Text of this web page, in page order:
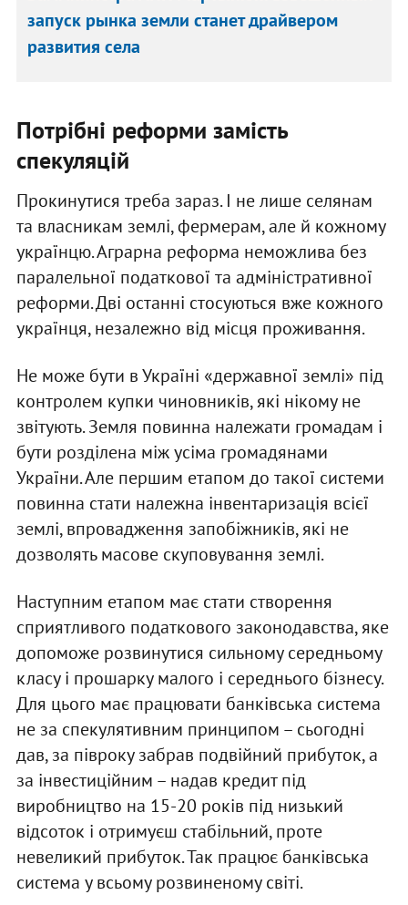
запуск рынка земли станет драйвером
развития села
Потрібні реформи замість
спекуляцій
Прокинутися треба зараз. І не лише селянам
та власникам землі, фермерам, але й кожному
українцю. Аграрна реформа неможлива без
паралельної податкової та адміністративної
реформи. Дві останні стосуються вже кожного
українця, незалежно від місця проживання.
Не може бути в Україні «державної землі» під
контролем купки чиновників, які нікому не
звітують. Земля повинна належати громадам і
бути розділена між усіма громадянами
України. Але першим етапом до такої системи
повинна стати належна інвентаризація всієї
землі, впровадження запобіжників, які не
дозволять масове скуповування землі.
Наступним етапом має стати створення
сприятливого податкового законодавства, яке
допоможе розвинутися сильному середньому
класу і прошарку малого і середнього бізнесу.
Для цього має працювати банківська система
не за спекулятивним принципом – сьогодні
дав, за півроку забрав подвійний прибуток, а
за інвестиційним – надав кредит під
виробництво на 15-20 років під низький
відсоток і отримуєш стабільний, проте
невеликий прибуток. Так працює банківська
система у всьому розвиненому світі.